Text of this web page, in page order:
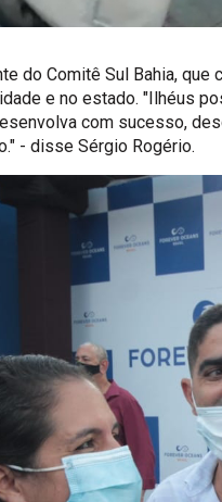
do Comitê Sul Bahia,
e no estado. "Ilhéus
com sucesso,
- disse Sérgio Rogério.